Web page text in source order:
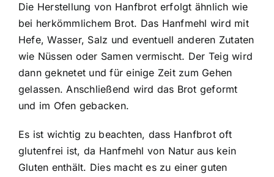
Die Herstellung von Hanfbrot erfolgt ähnlich wie
bei herkömmlichem Brot. Das Hanfmehl wird mit
Hefe, Wasser, Salz und eventuell anderen Zutaten
wie Nüssen oder Samen vermischt. Der Teig wird
dann geknetet und für einige Zeit zum Gehen
gelassen. Anschließend wird das Brot geformt
und im Ofen gebacken.
Es ist wichtig zu beachten, dass Hanfbrot oft
glutenfrei ist, da Hanfmehl von Natur aus kein
Gluten enthält. Dies macht es zu einer guten